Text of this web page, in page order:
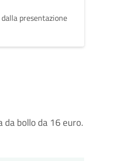
presentazione
da bollo da 16 euro.